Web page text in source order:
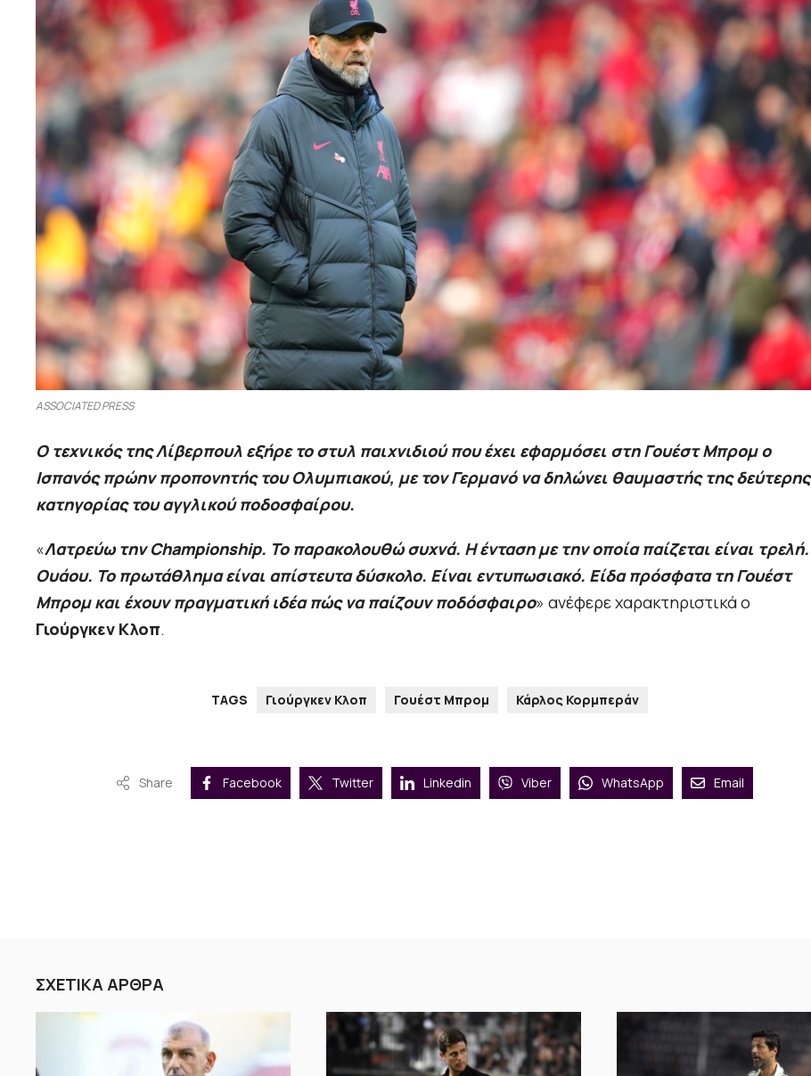
ASSOCIATED PRESS
Ο τεχνικός της Λίβερπουλ εξήρε το στυλ παιχνιδιού που έχει εφαρμόσει στη Γουέστ Μπρομ ο
Ισπανός πρώην προπονητής του Ολυμπιακού, με τον Γερμανό να δηλώνει θαυμαστής της δεύτερης
κατηγορίας του αγγλικού ποδοσφαίρου.
«Λατρεύω την Championship. Το παρακολουθώ συχνά. Η ένταση με την οποία παίζεται είναι τρελή.
Ουάου. Το πρωτάθλημα είναι απίστευτα δύσκολο. Είναι εντυπωσιακό. Είδα πρόσφατα τη Γουέστ
Μπρομ και έχουν πραγματική ιδέα πώς να παίζουν ποδόσφαιρο» ανέφερε χαρακτηριστικά ο
Γιούργκεν Κλοπ.
TAGS Γιούργκεν Κλοπ Γουέστ Μπρομ Κάρλος Κορμπεράν
Share Facebook Twitter Linkedin Viber WhatsApp Email
ΣΧΕΤΙΚΑ ΑΡΘΡΑ